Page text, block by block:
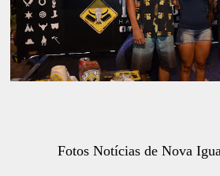
Fotos Notícias de Nova